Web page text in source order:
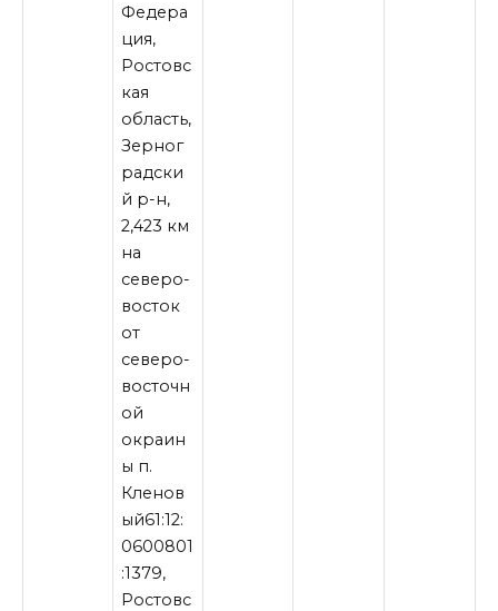
Федера
ция,
Ростовс
кая
область,
Зерног
радски
й р-н,
2,423 км
на
северо-
восток
от
северо-
восточн
ой
окраин
ы п.
Кленов
ый61:12:
0600801
:1379,
Ростовс